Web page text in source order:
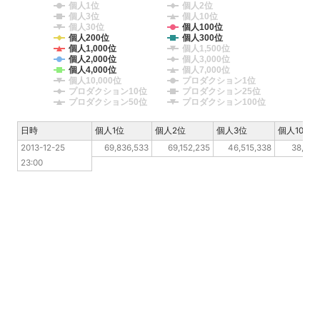
個人1位
個人2位
個人3位
個人10位
個人30位
個人100位
個人200位
個人300位
個人1,000位
個人1,500位
個人2,000位
個人3,000位
個人4,000位
個人7,000位
個人10,000位
プロダクション1位
プロダクション10位
プロダクション25位
プロダクション50位
プロダクション100位
2013-12-25 23:00 69,836,533 69,152,235 46,515,338
日時 個人1位 個人2位 個人3位
個人10位
2013-12-25
23:00
日時